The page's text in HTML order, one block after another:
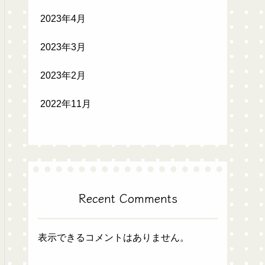
2023年4月
2023年3月
2023年2月
2022年11月
Recent Comments
表示できるコメントはありません。